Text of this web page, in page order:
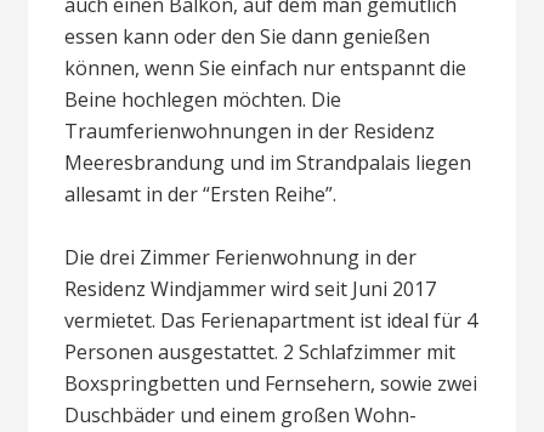
essen kann oder den Sie dann genießen
können, wenn Sie einfach nur entspannt die
Beine hochlegen möchten. Die
Traumferienwohnungen in der Residenz
Meeresbrandung und im Strandpalais liegen
allesamt in der “Ersten Reihe”.
Die drei Zimmer Ferienwohnung in der
Residenz Windjammer wird seit Juni 2017
vermietet. Das Ferienapartment ist ideal für 4
Personen ausgestattet. 2 Schlafzimmer mit
Boxspringbetten und Fernsehern, sowie zwei
Duschbäder und einem großen Wohn-